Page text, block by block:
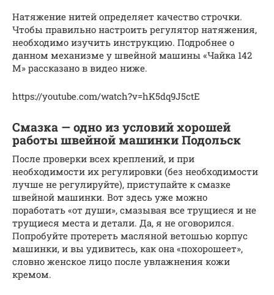
Натяжение нитей определяет качество строчки.
Чтобы правильно настроить регулятор натяжения,
необходимо изучить инструкцию. Подробнее о
данном механизме у швейной машины «Чайка 142
М» рассказано в видео ниже.
https://youtube.com/watch?v=hK5dq9J5ctE
Смазка — одно из условий хорошей
работы швейной машинки Подольск
После проверки всех креплений, и при
необходимости их регулировки (без необходимости
лучше не регулируйте), приступайте к смазке
швейной машинки. Вот здесь уже можно
поработать «от души», смазывая все трущиеся и не
трущиеся места и детали. Да, я не оговорился.
Попробуйте протереть масляной ветошью корпус
машинки, и вы удивитесь, как она «похорошеет»,
словно женское лицо после увлажнения кожи
кремом.